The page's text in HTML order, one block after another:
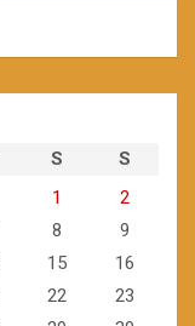
S
S
1
2
8
9
15
16
22
23